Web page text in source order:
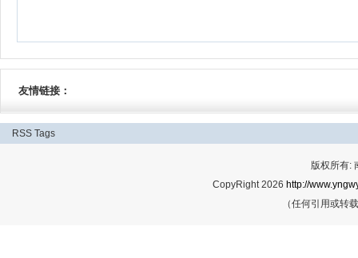
友情链接：
RSS Tags
版权所有:
CopyRight 2026 http://
（任何引用或转